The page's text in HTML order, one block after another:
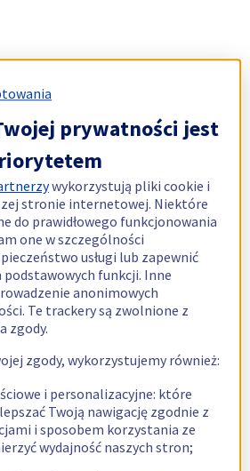
prywatności jest
wykorzystują pliki cookie i
stronie internetowej. Niektóre
do prawidłowego funkcjonowania
one w szczególności
usługi lub zapewnić
podstawowych funkcji. Inne
anonimowych
Te trackery są zwolnione z
zgody.
zgody, wykorzystujemy również:
i personalizacyjne: które
Twoją nawigację zgodnie z
i sposobem korzystania ze
wydajność naszych stron;